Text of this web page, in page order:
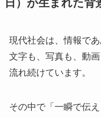
日）が生まれた背
現代社会は、情報であ
文字も、写真も、動
流れ続けています。
その中で「一瞬で伝